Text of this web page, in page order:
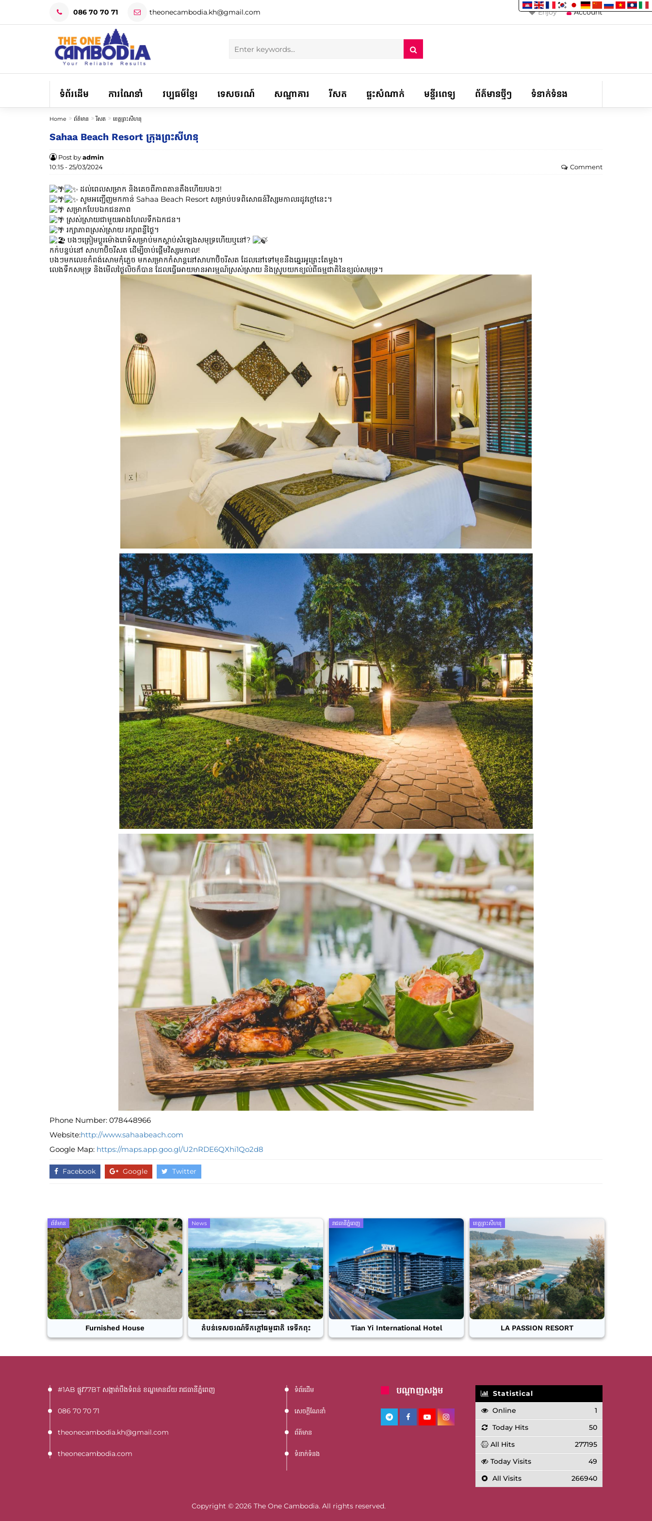
086 70 70 71 theonecambodia.kh@gmail.com Account
Enjoy
ទំព័រដើម ការណែនាំ វប្បធម៌ខ្មែរ ទេសចរណ៍ សណ្ឋាគារ រីសត ផ្ទះសំណាក់ មន្ទីរពេទ្យ ព័ត៌មានថ្មីៗ ទំនាក់ទំនង
Home ព័ត៌មាន រីសត ខេត្តព្រះសីហនុ
Sahaa Beach Resort ក្រុងព្រះសីហនុ
Post byadmin
10:15 - 25/03/2024
Comment
ដល់​ពេល​សម្រាក និង​គេច​ពី​ភាព​តានតឹង​ហើយ​បងៗ!
សូមអញ្ជើញមកកាន់ Sahaa Beach Resort សម្រាប់បទពិសោធន៍វិស្សមកាលរដូវក្តៅនេះ។
សម្រាកបែបឯកជនភាព
ស្រស់ស្រាយជាមួយអាងហែលទឹកឯកជន។
រក្សាភាពស្រស់ស្រាយ រក្សាពន្លឺថ្ងៃ។
បងៗត្រៀម​ប្តូរ​ម៉ោង​រោទ៍​សម្រាប់​មកស្តាប់សំឡេង​សមុទ្រ​ហើយ​ឬ​នៅ?
កក់បន្ទប់នៅ សាហាប៊ិចរីសត ដើម្បីចាប់ផ្តើមវិស្សមកាល!
បងៗមកលេខកំពង់សោមកុំភ្លេច មកសម្រាកកំសាន្តនៅសាហាប៊ិចរីសត ដែលនៅទៅមុខនឹងឆ្នេរអូត្រេះតែម្តង។
លេងទឹកសមុទ្រ និងមើលថ្ងៃលិចក៏បាន ដែលធ្វើអោយ​មាន​អារម្មណ៍ស្រស់ស្រាយ និងស្រូបយកខ្យល់ពីធម្មជាតិនៃខ្យល់សមុទ្រ។
Phone Number: 078448966
Website:http://www.sahaabeach.com
Google Map: https://maps.app.goo.gl/U2nRDE6QXhi1Qo2d8
Facebook Google Twitter
ព័ត៌មាន
Furnished House
News
តំបន់ទេសចរណ៍ទឹកក្តៅធម្មជាតិ ទេទឹកពុះ
រាជធានីភ្នំពេញ
Tian Yi International Hotel
ខេត្តព្រះសីហនុ
LA PASSION RESORT
#1AB ផ្លូវ77BT​ សង្កាត់បឹងទំពន់ ខណ្ឌមានជ័យ រាជធានីភ្នំពេញ
086 70 70 71
theonecambodia.kh@gmail.com
theonecambodia.com
ទំព័រដើម
សេចក្តីណែនាំ
ព័ត៍មាន
ទំនាក់ទំនង
បណ្តាញសង្គម
Statistical
Online
1
Today Hits
50
All Hits
277195
Today Visits
49
All Visits
266940
Copyright © 2026 The One Cambodia. All rights reserved.